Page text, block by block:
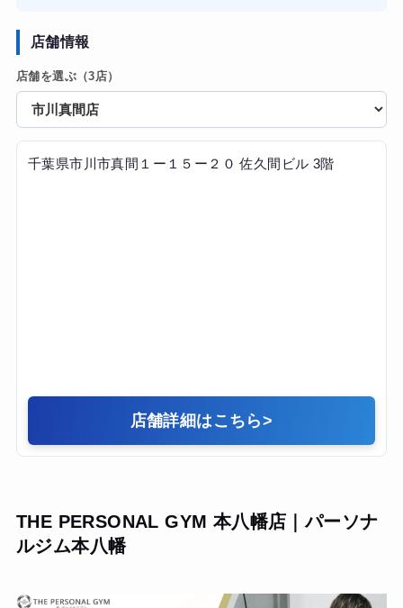
た。日常生活でも階段の上り下りが楽になり、運動への苦
とができました。パーソナルにしては安かったと思いま
【結果・変化】肩こりの改善に繋がりました。体重の変化
はあまり求めていませんでしたが全体的に引き締まったよ
うに感じます。
店舗情報
店舗を選ぶ（3店）
千葉県市川市真間１ー１５ー２０ 佐久間ビル 3階
店舗詳細はこちら>
THE PERSONAL GYM 本八幡店｜パーソナ
ルジム本八幡